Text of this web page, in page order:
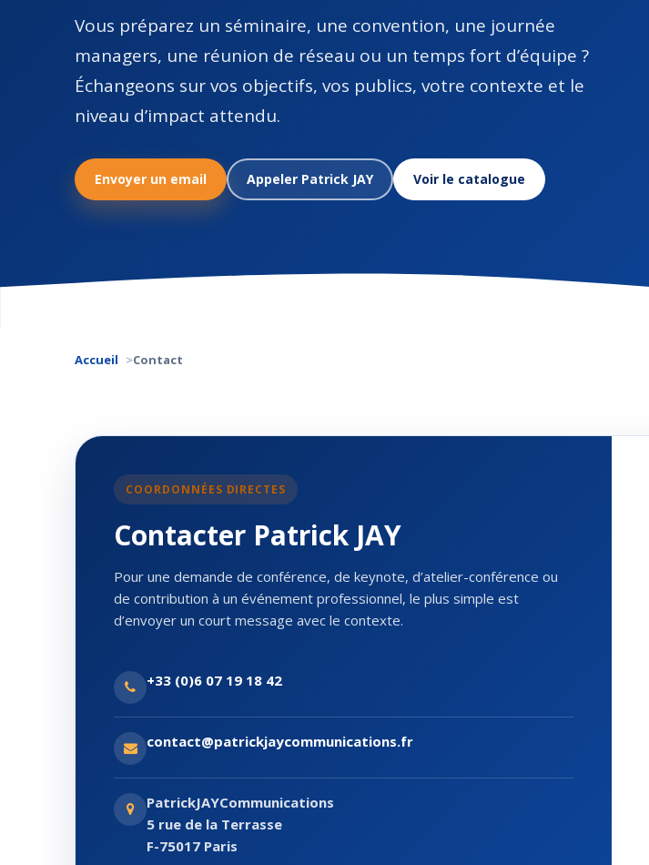
Vous préparez un séminaire, une convention, une journée
managers, une réunion de réseau ou un temps fort d’équipe ?
Échangeons sur vos objectifs, vos publics, votre contexte et le
niveau d’impact attendu.
Envoyer un email Appeler Patrick JAY Voir le catalogue
Accueil Contact
COORDONNÉES DIRECTES
Contacter Patrick JAY
Pour une demande de conférence, de keynote, d’atelier-conférence ou
de contribution à un événement professionnel, le plus simple est
d’envoyer un court message avec le contexte.
+33 (0)6 07 19 18 42
contact@patrickjaycommunications.fr
PatrickJAYCommunications
5 rue de la Terrasse
F-75017 Paris